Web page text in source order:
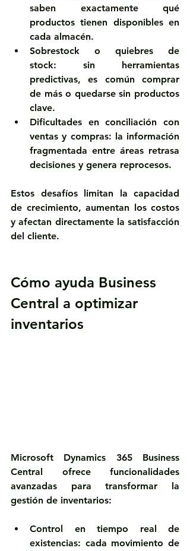
saben exactamente qué
productos tienen disponibles en
cada almacén.
Sobrestock o quiebres de
stock: sin herramientas
predictivas, es común comprar
de más o quedarse sin productos
clave.
Dificultades en conciliación con
ventas y compras: la información
fragmentada entre áreas retrasa
decisiones y genera reprocesos.
Estos desafíos limitan la capacidad
de crecimiento, aumentan los costos
y afectan directamente la satisfacción
del cliente.
Cómo ayuda Business
Central a optimizar
inventarios
Microsoft Dynamics 365 Business
Central
ofrece funcionalidades
avanzadas para transformar la
gestión de inventarios:
Control en tiempo real de
existencias: cada movimiento de